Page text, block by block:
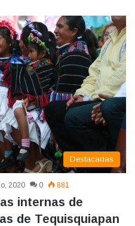
Destacadas
2020 0 881
internas de
de Tequisquiapan